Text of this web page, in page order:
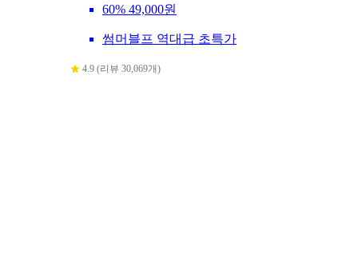
60% 49,000원
썸머블프 역대급 초특가
4.9 (리뷰 30,069개)